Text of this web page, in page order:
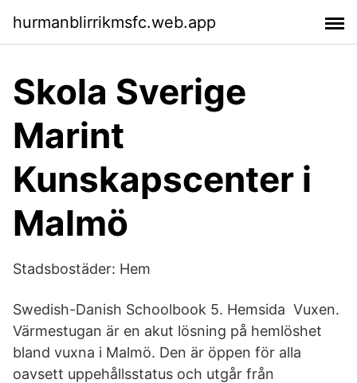
hurmanblirrikmsfc.web.app
Skola Sverige
Marint
Kunskapscenter i
Malmö
Stadsbostäder: Hem
Swedish-Danish Schoolbook 5. Hemsida Vuxen.
Värmestugan är en akut lösning på hemlöshet
bland vuxna i Malmö. Den är öppen för alla
oavsett uppehållsstatus och utgår från